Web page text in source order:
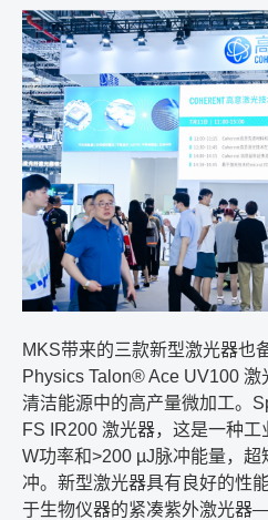
MKS带来的三款新型激光器也
Physics Talon® Ace UV100 激
清洁能源中的高产量微加工。
FS IR200 激光器，这是一种工
W功率和>200 µJ脉冲能量，超
冲。新型激光器具有良好的性
于生物仪器的紧凑紫外激光器